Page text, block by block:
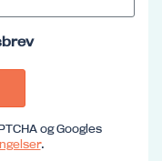
og Googles
.